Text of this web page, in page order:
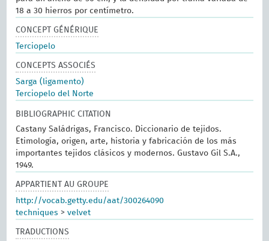
18 a 30 hierros por centímetro.
CONCEPT GÉNÉRIQUE
Terciopelo
CONCEPTS ASSOCIÉS
Sarga (ligamento)
Terciopelo del Norte
BIBLIOGRAPHIC CITATION
Castany Saládrigas, Francisco. Diccionario de tejidos.
Etimología, origen, arte, historia y fabricación de los más
importantes tejidos clásicos y modernos. Gustavo Gil S.A.,
1949.
APPARTIENT AU GROUPE
http://vocab.getty.edu/aat/300264090
techniques >velvet
TRADUCTIONS